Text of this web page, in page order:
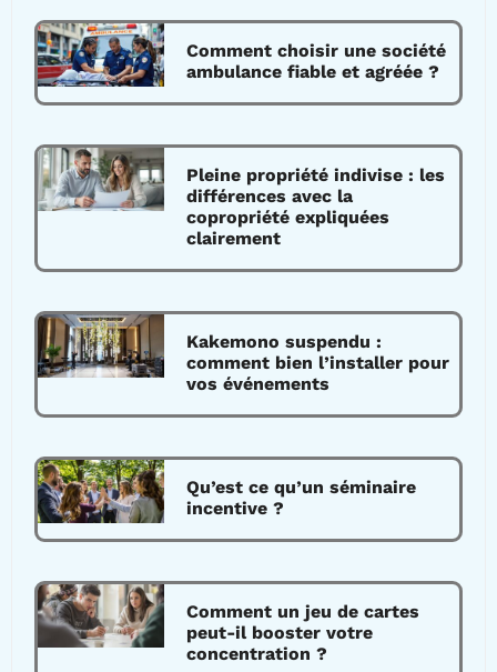
Comment choisir une société
ambulance fiable et agréée ?
Pleine propriété indivise : les
différences avec la
copropriété expliquées
clairement
Kakemono suspendu :
comment bien l’installer pour
vos événements
Qu’est ce qu’un séminaire
incentive ?
Comment un jeu de cartes
peut-il booster votre
concentration ?